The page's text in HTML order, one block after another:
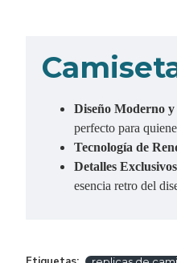
Diseño Moderno y
perfecto para
Tecnología de
Detalles
esencia retro del